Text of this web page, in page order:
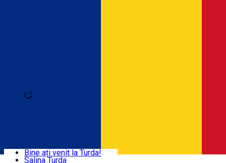
Activități și experiențe
Bine ați venit la Turda!
Salina Turda